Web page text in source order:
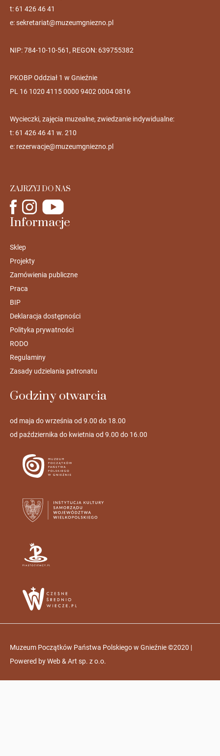
t: 61 426 46 41
e:sekretariat@muzeumgniezno.pl
NIP: 784-10-10-561, REGON: 639755382
PKOBP Oddział 1 w Gnieźnie
PL 16 1020 4115 0000 9402 0004 0816
Wycieczki, zajęcia muzealne, zwiedzanie indywidualne:
t: 61 426 46 41 w. 210
e: rezerwacje@muzeumgniezno.pl
ZAJRZYJ DO NAS
Informacje
Sklep
Projekty
Zamówienia publiczne
Praca
BIP
Deklaracja dostępności
Polityka prywatności
RODO
Regulaminy
Zasady udzielania patronatu
Godziny otwarcia
od maja do września od 9.00 do 18.00
od października do kwietnia od 9.00 do 16.00
Muzeum Początków Państwa Polskiego w Gnieźnie ©2020 |
Powered byWeb & Art sp. z o.o.